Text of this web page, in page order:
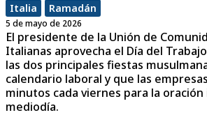
Italia Ramadán
5 de mayo de 2026
El presidente de la Unión de
Italianas aprovecha el Día del
las dos principales fiestas
calendario laboral y que las
minutos cada viernes para la oración
mediodía.